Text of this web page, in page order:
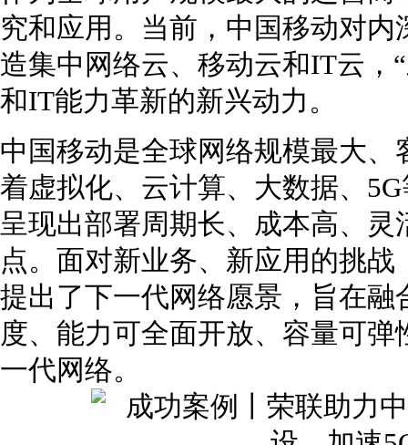
究和应用。当前，中国移动对
造集中网络云、移动云和IT云，
和IT能力革新的新兴动力。
中国移动是全球网络规模最大
着虚拟化、云计算、大数据、
呈现出部署周期长、成本高、
点。面对新业务、新应用的挑战
提出了下一代网络愿景，旨在
度、能力可全面开放、容量可
一代网络。